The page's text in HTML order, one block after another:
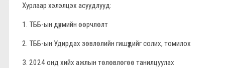
Хурлаар хэлэлцэх асуудлууд:
1. ТББ-ын дүрмийн өөрчлөлт
2. ТББ-ын Удирдах зөвлөлийн гишүүдийг солих, томилох
3. 2024 онд хийх ажлын төлөвлөгөө танилцуулах